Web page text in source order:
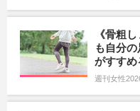
《骨粗
も自分
がすすめ
週刊女性